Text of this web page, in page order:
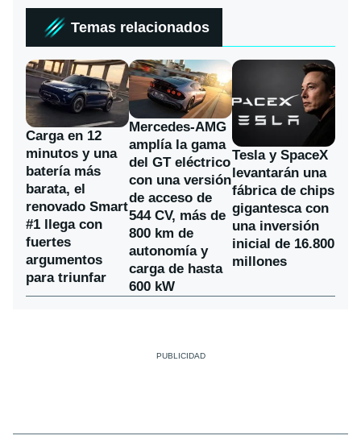
Temas relacionados
Carga en 12
minutos y una
batería más
barata, el
renovado Smart
#1 llega con
fuertes
argumentos
para triunfar
Mercedes-AMG
amplía la gama
del GT eléctrico
con una versión
de acceso de
544 CV, más de
800 km de
autonomía y
carga de hasta
600 kW
Tesla y SpaceX
levantarán una
fábrica de chips
gigantesca con
una inversión
inicial de 16.800
millones